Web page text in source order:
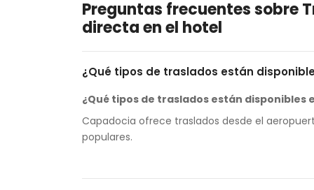
Preguntas frecuentes sobre
directa en el hotel
¿Qué tipos de traslados están
¿Qué tipos de traslados están disponibles
Capadocia ofrece traslados desde el
populares.